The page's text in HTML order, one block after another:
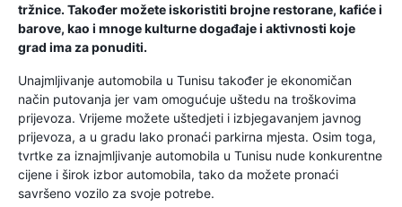
tržnice. Također možete iskoristiti brojne restorane, kafiće i
barove, kao i mnoge kulturne događaje i aktivnosti koje
grad ima za ponuditi.
Unajmljivanje automobila u Tunisu također je ekonomičan
način putovanja jer vam omogućuje uštedu na troškovima
prijevoza. Vrijeme možete uštedjeti i izbjegavanjem javnog
prijevoza, a u gradu lako pronaći parkirna mjesta. Osim toga,
tvrtke za iznajmljivanje automobila u Tunisu nude konkurentne
cijene i širok izbor automobila, tako da možete pronaći
savršeno vozilo za svoje potrebe.